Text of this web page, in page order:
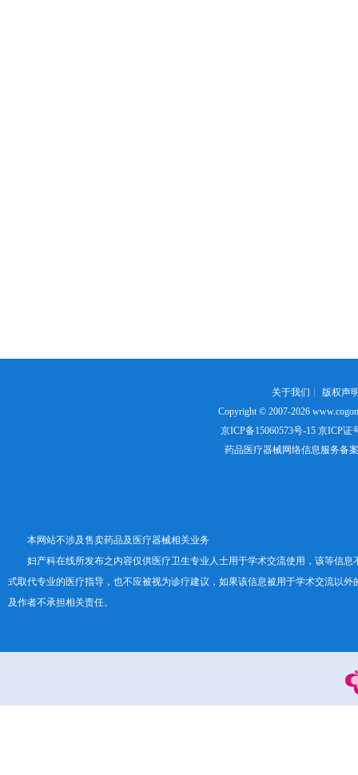
关于我们 ┊ 版权声
Copyright © 2007-2026
京ICP备15060573号-15京ICP证
药品医疗器械网络信息服务备
本网站不涉及售卖药品及医疗器械相关业务
妇产科在线所发布之内容仅供医疗卫生专业人士用于学术交流使用，该等信息
式取代专业的医疗指导，也不应被视为诊疗建议，如果该信息被用于学术交流以外
及作者不承担相关责任。